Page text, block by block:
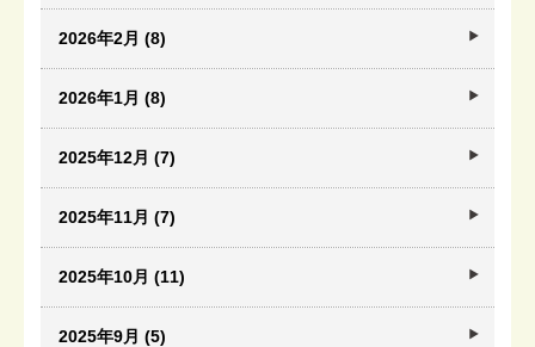
2026年2月 (8)
2026年1月 (8)
2025年12月 (7)
2025年11月 (7)
2025年10月 (11)
2025年9月 (5)